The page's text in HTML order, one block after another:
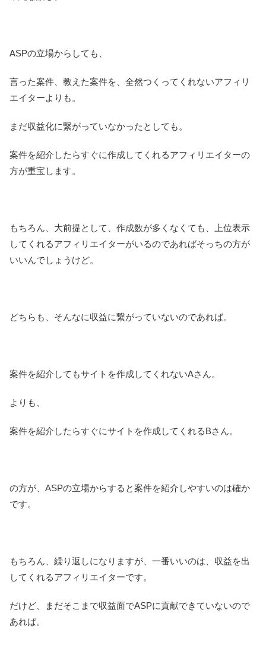
ASPの立場からしても、
言った案件、教えた案件を、全然つくってくれないアフィリ
エイターよりも。
まだ収益化に繋がっていなかったとしても。
案件を紹介したらすぐに作成してくれるアフィリエイターの
方が重宝します。
もちろん、大前提として、作成数が多くなくても、上位表示
してくれるアフィリエイターがいるのであればそっちの方が
いいんでしょうけど。
どちらも、そんなに収益に繋がっていないのであれば。
案件を紹介してもサイトを作成してくれないAさん。
よりも、
案件を紹介したらすぐにサイトを作成してくれるBさん。
の方が、ASPの立場からすると案件を紹介しやすいのは確か
です。
もちろん、繰り返しになりますが、一番いいのは、収益を出
してくれるアフィリエイターです。
だけど、まだそこまで収益面でASPに貢献できていないので
あれば。